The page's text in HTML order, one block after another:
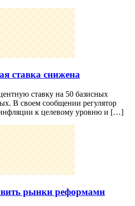
ставка снижена
ставку на 50 базисных
В своем сообщении регулятор
к целевому уровню и […]
рынки реформами